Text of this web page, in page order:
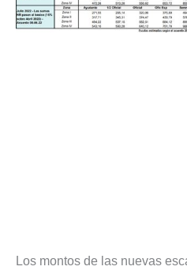
Los montos de las nuevas